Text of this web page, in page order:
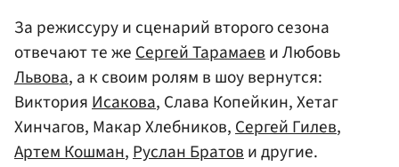
За режиссуру и сценарий второго сезона
отвечают те жеСергей Тарамаеви Любовь
Львова, а к своим ролям в шоу вернутся:
ВикторияИсакова, Слава Копейкин, Хетаг
Хинчагов, Макар Хлебников,Сергей Гилев,
Артем Кошман,Руслан Братови другие.